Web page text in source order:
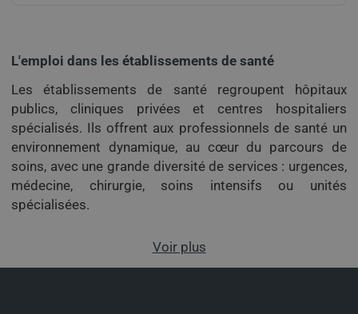
L'emploi dans les établissements de santé
Les établissements de santé regroupent hôpitaux
publics, cliniques privées et centres hospitaliers
spécialisés. Ils offrent aux professionnels de santé un
environnement dynamique, au cœur du parcours de
soins, avec une grande diversité de services : urgences,
médecine, chirurgie, soins intensifs ou unités
spécialisées.
recherche d’emploi enintérim,
d’établissements de santé partout en France.Infirmier,
Voir plus